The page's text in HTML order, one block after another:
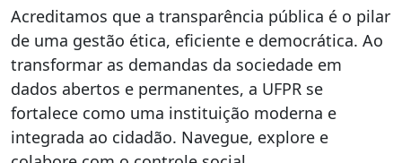
Acreditamos que a transparência pública é o pilar
de uma gestão ética, eficiente e democrática. Ao
transformar as demandas da sociedade em
dados abertos e permanentes, a UFPR se
fortalece como uma instituição moderna e
integrada ao cidadão. Navegue, explore e